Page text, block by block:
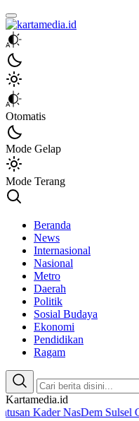
kartamedia.id
Jujur Mengabari
Otomatis
Mode Gelap
Mode Terang
Beranda
News
Internasional
Nasional
Metro
Daerah
Politik
Sosial Budaya
Ekonomi
Pendidikan
Ragam
Kartamedia.id
NasDem Sulsel Gelar